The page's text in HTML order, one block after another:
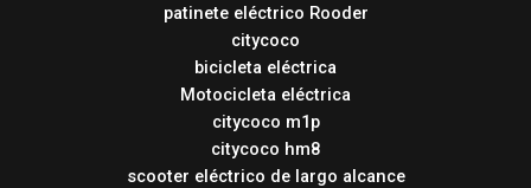
patinete eléctrico Rooder
citycoco
bicicleta eléctrica
Motocicleta eléctrica
citycoco m1p
citycoco hm8
scooter eléctrico de largo alcance